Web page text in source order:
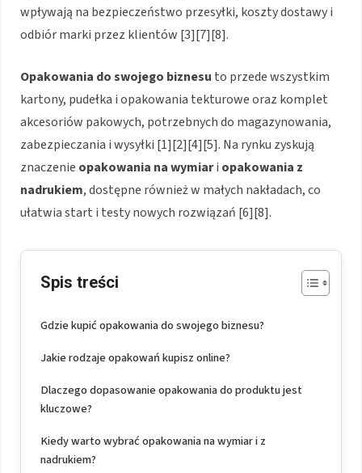
wpływają na bezpieczeństwo przesyłki, koszty dostawy i
odbiór marki przez klientów [3][7][8].
Opakowania do swojego biznesu to przede wszystkim
kartony, pudełka i opakowania tekturowe oraz komplet
akcesoriów pakowych, potrzebnych do magazynowania,
zabezpieczania i wysyłki [1][2][4][5]. Na rynku zyskują
znaczenie opakowania na wymiari opakowania z
nadrukiem, dostępne również w małych nakładach, co
ułatwia start i testy nowych rozwiązań [6][8].
Spis treści
Gdzie kupić opakowania do swojego biznesu?
Jakie rodzaje opakowań kupisz online?
Dlaczego dopasowanie opakowania do produktu jest
kluczowe?
Kiedy warto wybrać opakowania na wymiar i z
nadrukiem?